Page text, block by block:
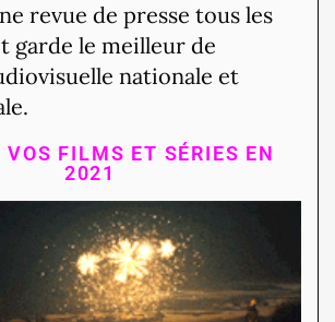
revue de presse tous les
garde le meilleur de
nationale et
VOS FILMS ET SÉRIES EN
2021